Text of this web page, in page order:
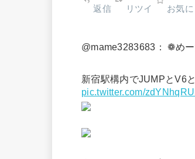
返信 リツイ お気に
@mame3283683： ❁め
新宿駅構内でJUMPとV6
pic.twitter.com/